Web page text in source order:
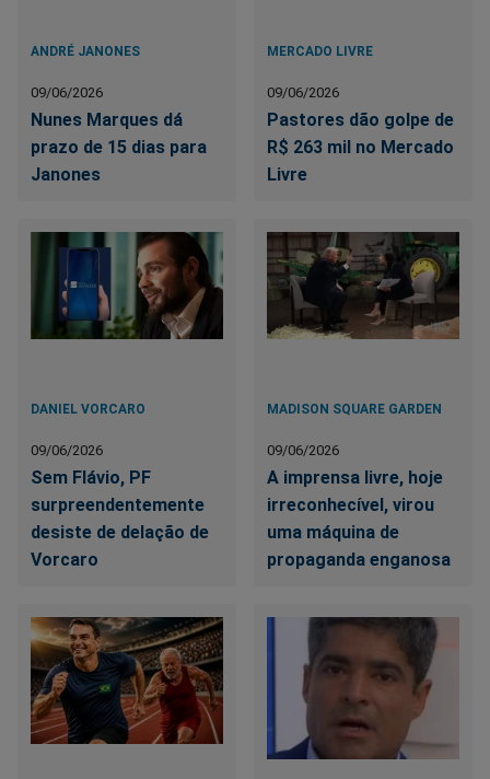
ANDRÉ JANONES
09/06/2026
Nunes Marques dá
prazo de 15 dias para
Janones
MERCADO LIVRE
09/06/2026
Pastores dão golpe de
R$ 263 mil no Mercado
Livre
DANIEL VORCARO
09/06/2026
Sem Flávio, PF
surpreendentemente
desiste de delação de
Vorcaro
MADISON SQUARE GARDEN
09/06/2026
A imprensa livre, hoje
irreconhecível, virou
uma máquina de
propaganda enganosa